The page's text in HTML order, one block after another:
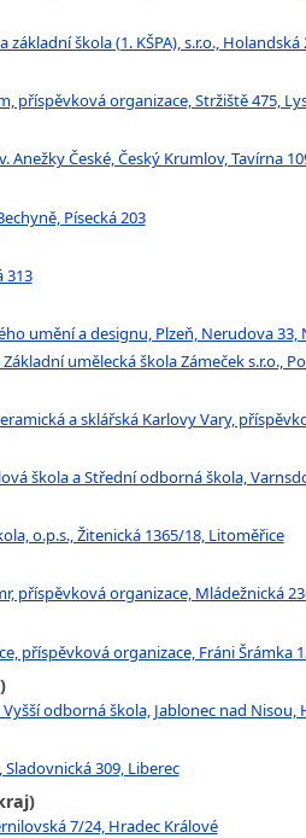
škola (1. KŠPA), s.r.o., Holandská
příspěvková organizace, Stržiště 475,
České, Český Krumlov, Tavírna
Písecká 203
313
umění a designu, Plzeň, Nerudova 33,
umělecká škola Zámeček s.r.o.,
a sklářská Karlovy Vary,
škola a Střední odborná škola,
o.p.s., Žitenická 1365/18, Litoměřice
příspěvková organizace, Mládežnická
příspěvková organizace, Fráni Šrámka
odborná škola, Jablonec nad
309, Liberec
7/24, Hradec Králové